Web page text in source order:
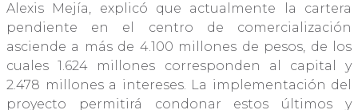
Alexis Mejía, explicó que actualmente la cartera
pendiente en el centro de comercialización
asciende a más de 4.100 millones de pesos, de los
cuales 1.624 millones corresponden al capital y
2.478 millones a intereses. La implementación del
proyecto permitirá condonar estos últimos y